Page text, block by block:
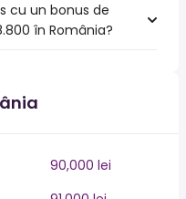
cu un bonus de
în România?
90,000 lei